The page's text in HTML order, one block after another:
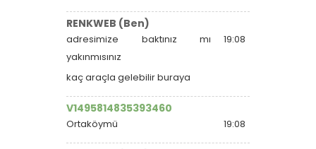
RENKWEB (Ben)
19:08
adresimize baktınız mı
yakınmısınız
kaç araçla gelebilir buraya
V1495814835393460
19:08
Ortaköymü